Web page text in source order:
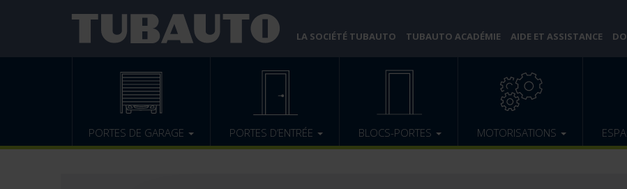
LA SOCIÉTÉ TUBAUTO TUBAUTO ACADÉMIE AIDE ET ASSISTANCE
PORTES DE GARAGE PORTES D’ENTRÉE BLOCS-PORTES MOTORISATIONS